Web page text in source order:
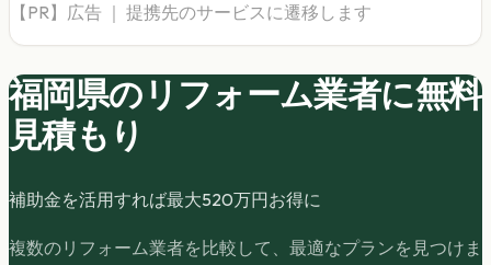
【PR】広告 ｜ 提携先のサービスに遷移します
福岡県の リフォーム業者に無料
見積もり
補助金を活用すれば最大520万円お得に
複数のリフォーム業者を比較して、最適なプランを見つけま